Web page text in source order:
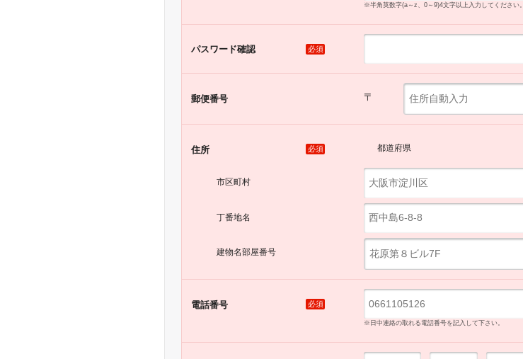
※半角英数字(a～z、0～9)4文字以上入力してください。
パスワード確認 必須
郵便番号 〒
住所 必須 都道府県
市区町村
丁番地名
建物名部屋番号
電話番号 必須
※日中連絡の取れる電話番号を記入して下さい。